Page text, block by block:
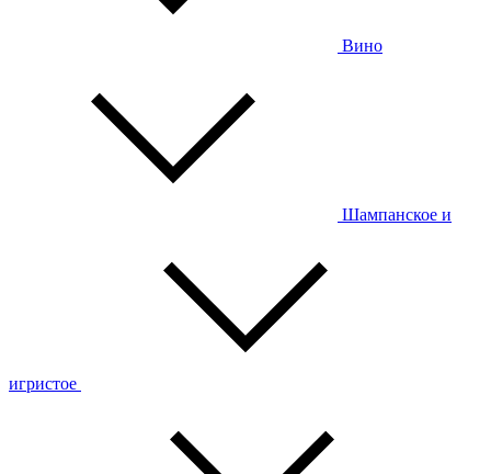
Вино
Шампанское и
игристое